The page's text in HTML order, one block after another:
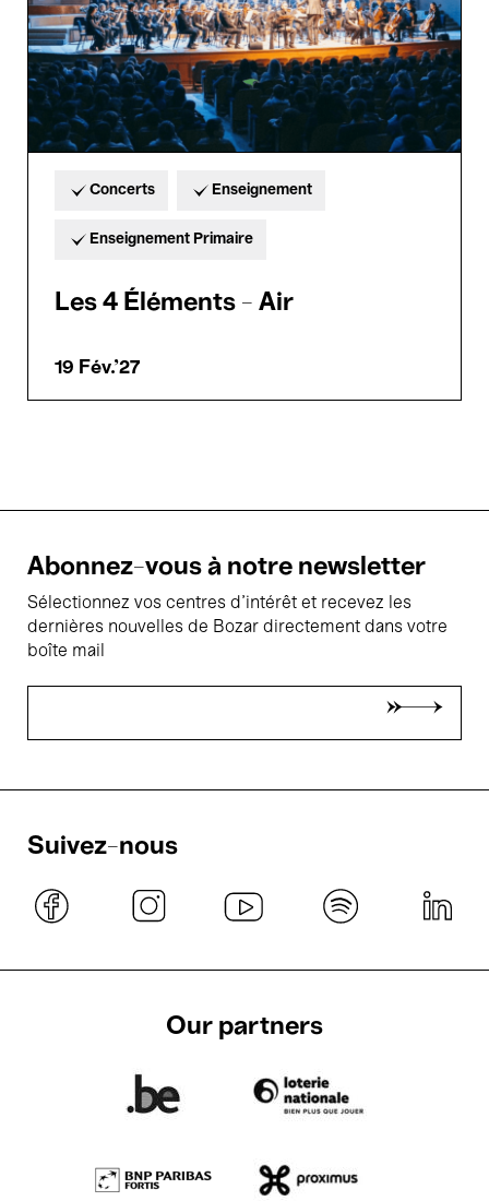
Concerts Enseignement
Enseignement Primaire
Les 4 Éléments - Air
19 Fév.'27
Abonnez-vous à notre newsletter
Sélectionnez vos centres d'intérêt et recevez les
dernières nouvelles de Bozar directement dans votre
boîte mail
Suivez-nous
Our partners